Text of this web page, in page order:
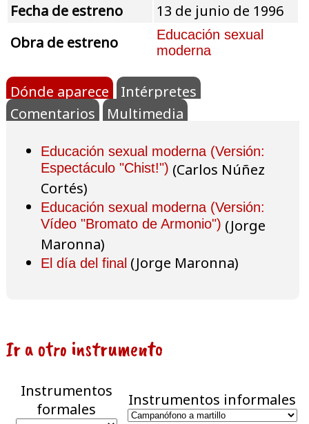
Fecha de estreno
13 de junio de 1996
Obra de estreno
Educación sexual
moderna
Dónde aparece
Intérpretes
Comentarios
Multimedia
Educación sexual moderna (Versión:
Espectáculo "Chist!") (Carlos Núñez
Cortés)
Educación sexual moderna (Versión:
Vídeo "Bromato de Armonio") (Jorge
Maronna)
El día del final (Jorge Maronna)
Ir a otro instrumento
Instrumentos
formales
Instrumentos informales